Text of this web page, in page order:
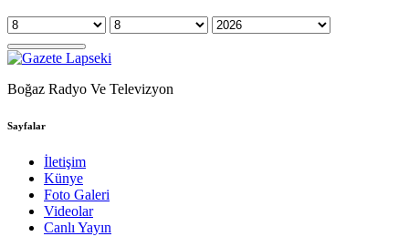
Boğaz Radyo Ve Televizyon
Sayfalar
İletişim
Künye
Foto Galeri
Videolar
Canlı Yayın